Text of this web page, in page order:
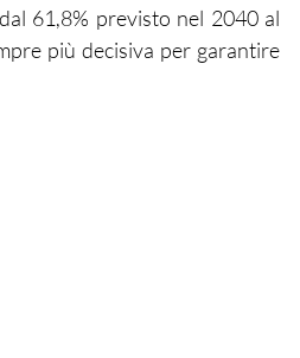
61,8% previsto nel 2040 al
più decisiva per garantire